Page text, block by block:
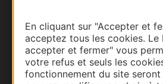
En cliquant sur "Accepter et
acceptez tous les cookies. Le
accepter et fermer" vous
votre refus et seuls les
fonctionnement du site seront
Thermalisme
Business/Mice
Pros d'Occitanie